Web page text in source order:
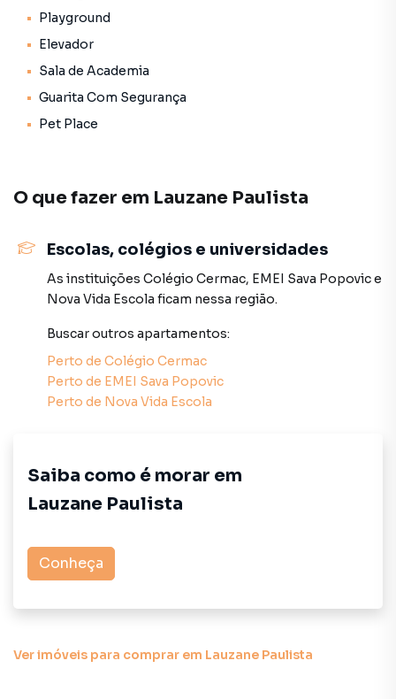
Playground
Elevador
Sala de Academia
Guarita Com Segurança
Pet Place
O que fazer em Lauzane Paulista
Escolas, colégios e universidades
As instituições Colégio Cermac, EMEI Sava Popovice
Nova Vida Escola ficam nessa região.
Buscar outros apartamentos:
Perto de Colégio Cermac
Perto de EMEI Sava Popovic
Perto de Nova Vida Escola
Saiba como é morar em
Lauzane Paulista
Conheça
Ver imóveis para comprar em Lauzane Paulista